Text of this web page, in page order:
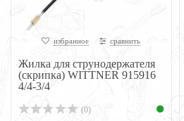
избранное сравнить
Жилка для струнодержателя
(скрипка) WITTNER 915916
4/4-3/4
(0)